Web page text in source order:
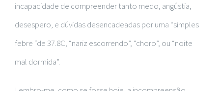
incapacidade de compreender tanto medo, angústia,
desespero, e dúvidas desencadeadas por uma “simples
febre “de 37.8C, “nariz escorrendo”, “choro”, ou “noite
mal dormida”.